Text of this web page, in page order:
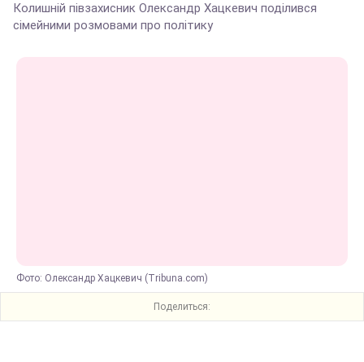
Колишній півзахисник Олександр Хацкевич поділився
сімейними розмовами про політику
Фото: Олександр Хацкевич (Tribuna.com)
Поделиться: